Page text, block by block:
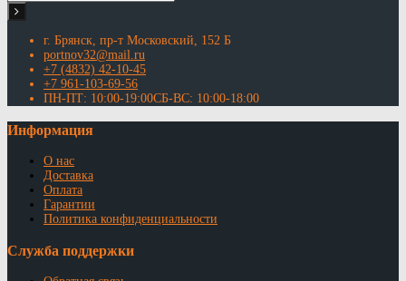
г. Брянск, пр-т Московский, 152 Б
portnov32@mail.ru
+7 (4832) 42-10-45
+7 961-103-69-56
ПН-ПТ: 10:00-19:00СБ-ВС: 10:00-18:00
Информация
О нас
Доставка
Оплата
Гарантии
Политика конфиденциальности
Служба поддержки